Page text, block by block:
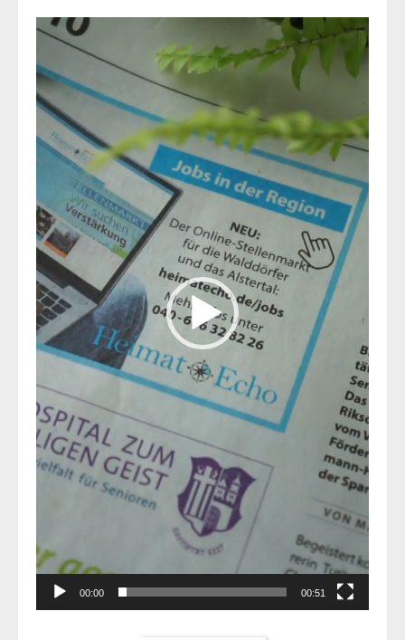
Player
00:00 00:51